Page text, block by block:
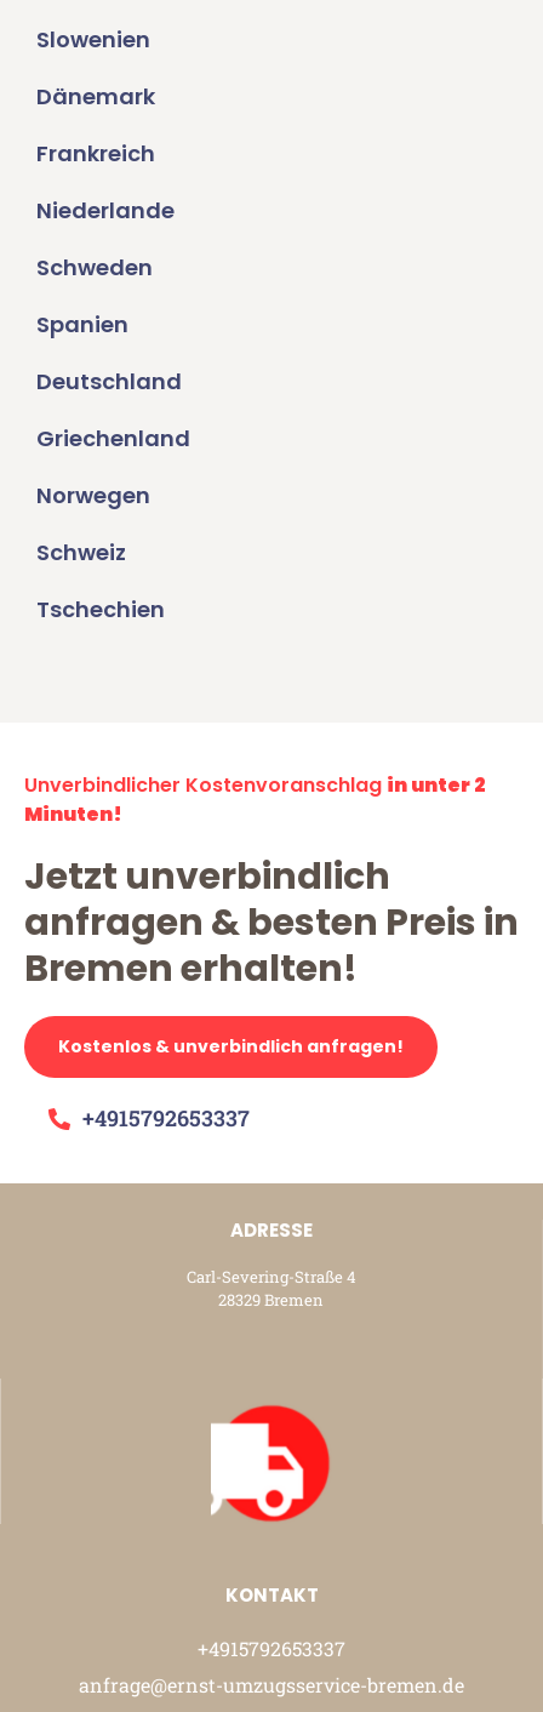
Slowenien
Dänemark
Frankreich
Niederlande
Schweden
Spanien
Deutschland
Griechenland
Norwegen
Schweiz
Tschechien
Unverbindlicher Kostenvoranschlag in unter 2
Minuten!
Jetzt unverbindlich
anfragen & besten Preis in
Bremen erhalten!
Kostenlos & unverbindlich anfragen!
+4915792653337
ADRESSE
Carl-Severing-Straße 4
28329 Bremen
KONTAKT
+4915792653337
anfrage@ernst-umzugsservice-bremen.de